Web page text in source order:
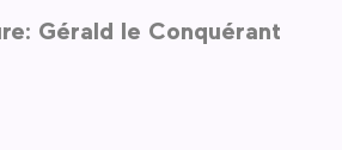
Gérald le Conquérant